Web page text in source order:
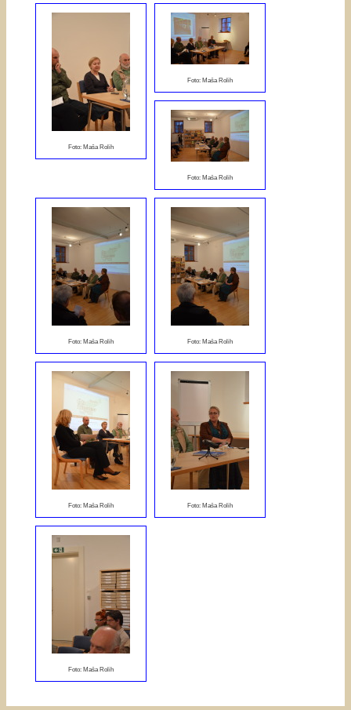
Foto: Maša Rolih
Foto: Maša Rolih
Foto: Maša Rolih
Foto: Maša Rolih Foto: Maša Rolih
Foto: Maša Rolih Foto: Maša Rolih
Foto: Maša Rolih